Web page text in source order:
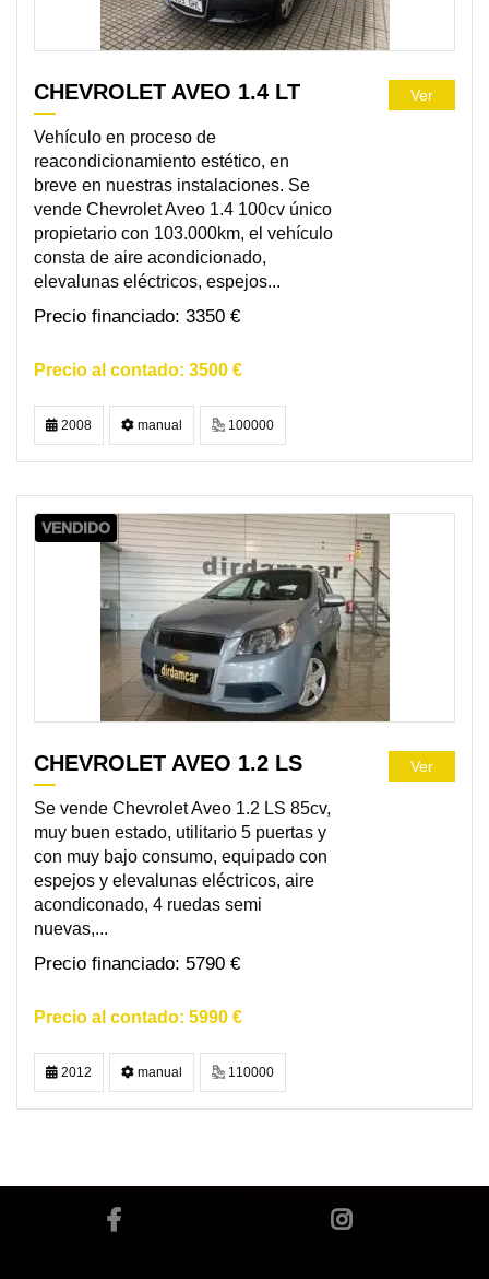
CHEVROLET AVEO 1.4 LT
Vehículo en proceso de
reacondicionamiento estético, en
breve en nuestras instalaciones. Se
vende Chevrolet Aveo 1.4 100cv único
propietario con 103.000km, el vehículo
consta de aire acondicionado,
elevalunas eléctricos, espejos...
3350 €
3500 €
Ver
2008 manual 100000
VENDIDO
CHEVROLET AVEO 1.2 LS
Se vende Chevrolet Aveo 1.2 LS 85cv,
muy buen estado, utilitario 5 puertas y
con muy bajo consumo, equipado con
espejos y elevalunas eléctricos, aire
acondiconado, 4 ruedas semi
nuevas,...
5790 €
5990 €
Ver
2012 manual 110000